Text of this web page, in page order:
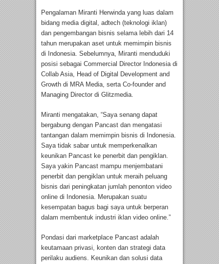
Pengalaman Miranti Herwinda yang luas dalam
bidang media digital, adtech (teknologi iklan)
dan pengembangan bisnis selama lebih dari 14
tahun merupakan aset untuk memimpin bisnis
di Indonesia. Sebelumnya, Miranti menduduki
posisi sebagai Commercial Director Indonesia di
Collab Asia, Head of Digital Development and
Growth di MRA Media, serta Co-founder and
Managing Director di Glitzmedia.
Miranti mengatakan, “Saya senang dapat
bergabung dengan Pancast dan mengatasi
tantangan dalam memimpin bisnis di Indonesia.
Saya tidak sabar untuk memperkenalkan
keunikan Pancast ke penerbit dan pengiklan.
Saya yakin Pancast mampu menjembatani
penerbit dan pengiklan untuk meraih peluang
bisnis dari peningkatan jumlah penonton video
online di Indonesia. Merupakan suatu
kesempatan bagus bagi saya untuk berperan
dalam membentuk industri iklan video online.”
Pondasi dari marketplace Pancast adalah
keutamaan privasi, konten dan strategi data
perilaku audiens. Keunikan dan solusi data